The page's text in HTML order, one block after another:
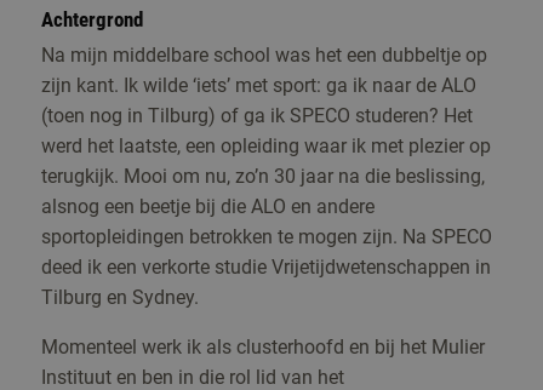
Achtergrond
Na mijn middelbare school was het een dubbeltje op
zijn kant. Ik wilde ‘iets’ met sport: ga ik naar de ALO
(toen nog in Tilburg) of ga ik SPECO studeren? Het
werd het laatste, een opleiding waar ik met plezier op
terugkijk. Mooi om nu, zo’n 30 jaar na die beslissing,
alsnog een beetje bij die ALO en andere
sportopleidingen betrokken te mogen zijn. Na SPECO
deed ik een verkorte studie Vrijetijdwetenschappen in
Tilburg en Sydney.
Momenteel werk ik als clusterhoofd en bij het Mulier
Instituut en ben in die rol lid van het